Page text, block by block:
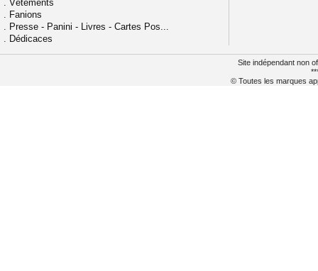
. Vêtements
. Fanions
. Presse - Panini - Livres - Cartes Pos...
. Dédicaces
Site indépendant non
© Toutes les marques